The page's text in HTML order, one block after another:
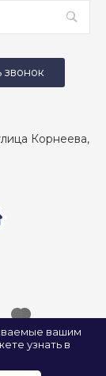
Корнеева,
звонок
защищены.
вашим
узнать в